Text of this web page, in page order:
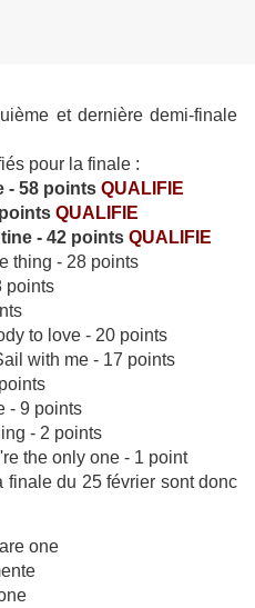
et dernière demi-finale
pour la finale :
- 58 points QUALIFIE
QUALIFIE
- 42 points QUALIFIE
thing - 28 points
points
to love - 20 points
with me - 17 points
- 9 points
- 2 points
the only one - 1 point
finale du 25 février sont donc
one